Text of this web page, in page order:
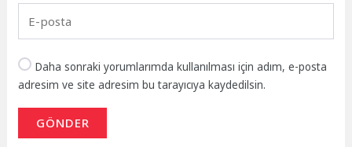
Daha sonraki yorumlarımda kullanılması için adım, e-posta
adresim ve site adresim bu tarayıcıya kaydedilsin.
GÖNDER